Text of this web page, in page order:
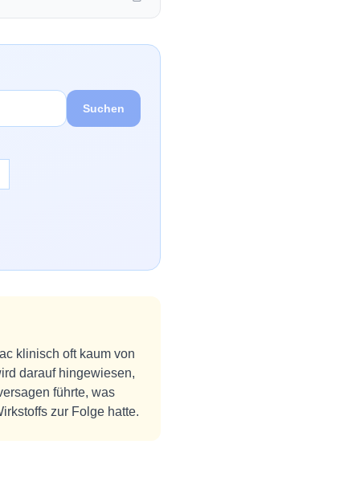
Suchen
klinisch oft kaum von
darauf hingewiesen,
führte, was
zur Folge hatte.